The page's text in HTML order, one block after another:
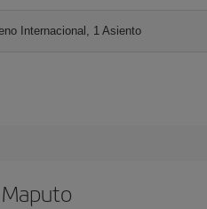
Internacional, 1 Asiento